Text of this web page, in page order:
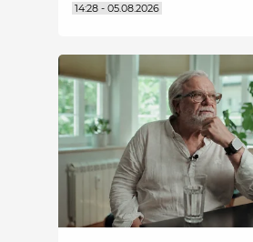
14:28 - 05.08.2026